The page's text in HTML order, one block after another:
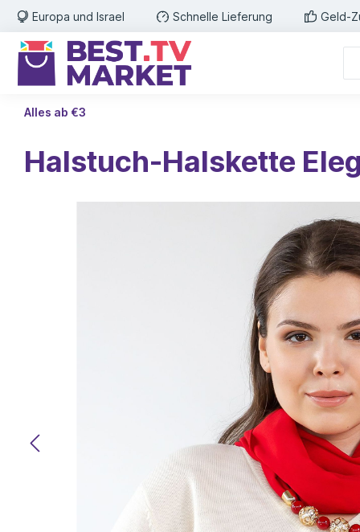
Europa und Israel Schnelle Lieferung Geld-
Alles ab €3
Halstuch-Halskette